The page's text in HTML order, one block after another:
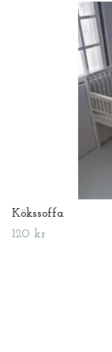
Kökssoffa
120 kr